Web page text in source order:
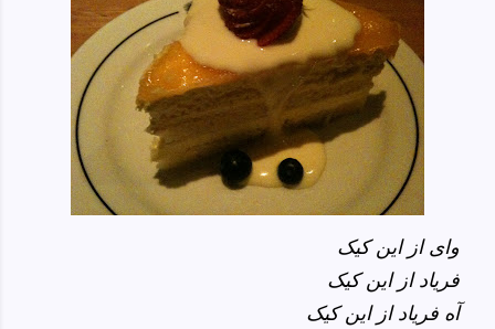
وای از این کیک
فریاد از این کیک
آه فریاد از این کیک